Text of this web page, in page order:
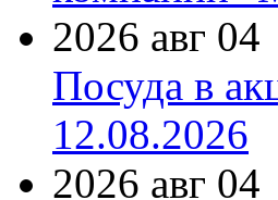
2026 авг 04
Посуда в
12.08.2026
2026 авг 04